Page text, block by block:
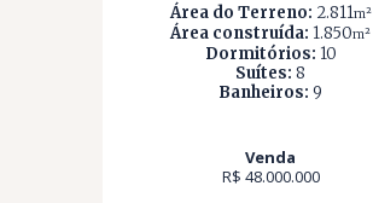
Área do Terreno: 2.811m²
Área construída: 1.850m²
Dormitórios: 10
Suítes: 8
Banheiros: 9
Venda
R$ 48.000.000